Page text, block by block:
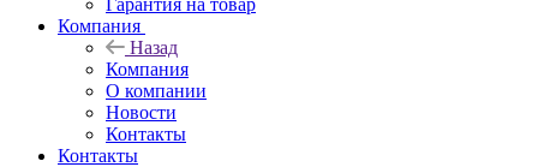
Гарантия на товар
Компания
Назад
Компания
О компании
Новости
Контакты
Контакты